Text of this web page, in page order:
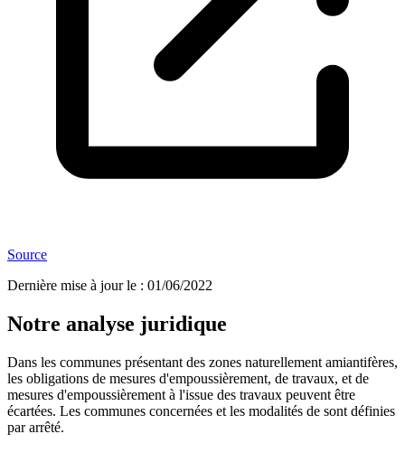
Source
Dernière mise à jour le : 01/06/2022
Notre analyse juridique
Dans les communes présentant des zones naturellement amiantifères,
les obligations de mesures d'empoussièrement, de travaux, et de
mesures d'empoussièrement à l'issue des travaux peuvent être
écartées. Les communes concernées et les modalités de sont définies
par arrêté.